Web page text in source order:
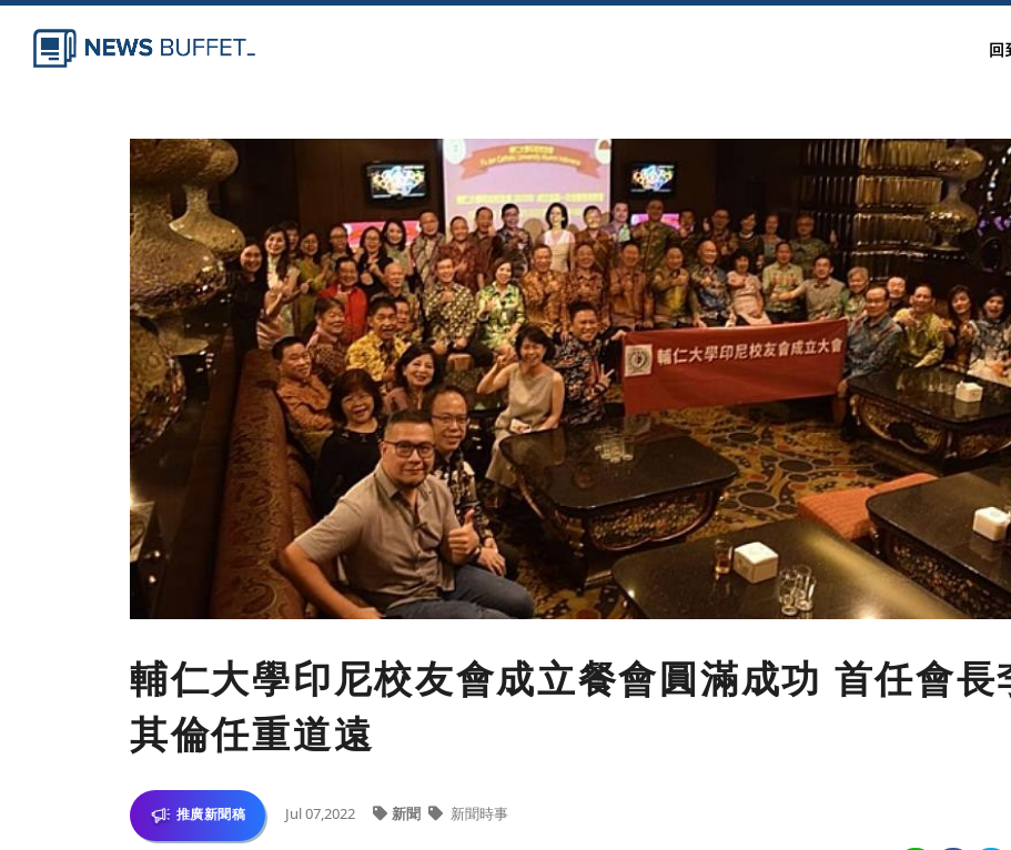
回
輔仁大學印尼校友會成立餐會圓滿成功 首任會長
其倫任重道遠
推廣新聞稿 Jul 07,2022 新聞 新聞時事